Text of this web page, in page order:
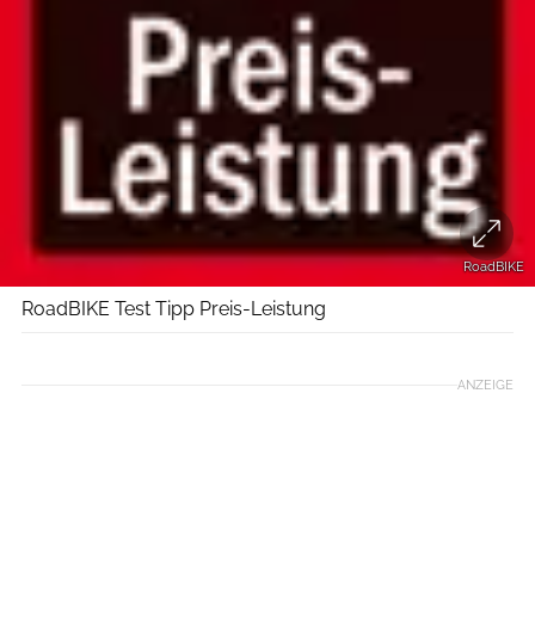
RoadBIKE
RoadBIKE Test Tipp Preis-Leistung
ANZEIGE